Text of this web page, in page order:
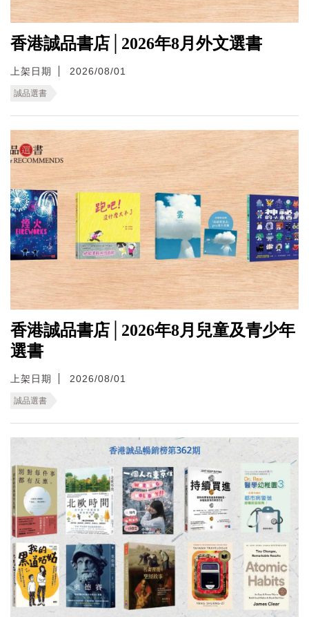
香港誠品書店│2026年8月外文選書
上架日期 2026/08/01
誠品選書
香港誠品書店│2026年8月兒童及青少年
選書
上架日期 2026/08/01
誠品選書